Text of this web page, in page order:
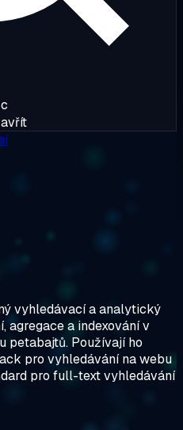
vyhledávací a analytický
agregace a indexování v
petabajtů. Používají ho
pro vyhledávání na webu
pro full-text vyhledávání